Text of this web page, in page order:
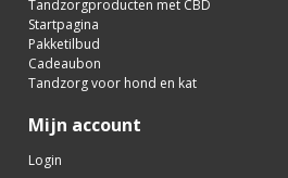
Tandzorgproducten met CBD
Startpagina
Pakketilbud
Cadeaubon
Tandzorg voor hond en kat
Mijn account
Login